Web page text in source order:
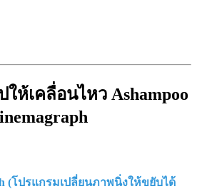
ห้เคลื่อนไหว Ashampoo
(โปรแกรมเปลี่ยนภาพนิ่งให้ขยับได้